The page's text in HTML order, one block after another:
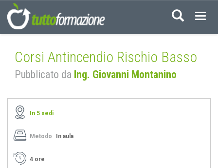
Corsi Antincendio Rischio Basso
Pubblicato da Ing. Giovanni Montanino
In 5 sedi
Metodo In aula
4 ore